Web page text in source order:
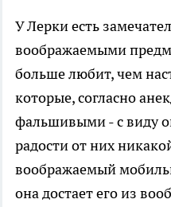
У Лерки есть
воображаемыми
больше любит, чем
которые, согласно
фальшивыми - с виду
радости от них
воображаемый
она достает его из